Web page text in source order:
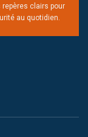
clairs pour
au quotidien.